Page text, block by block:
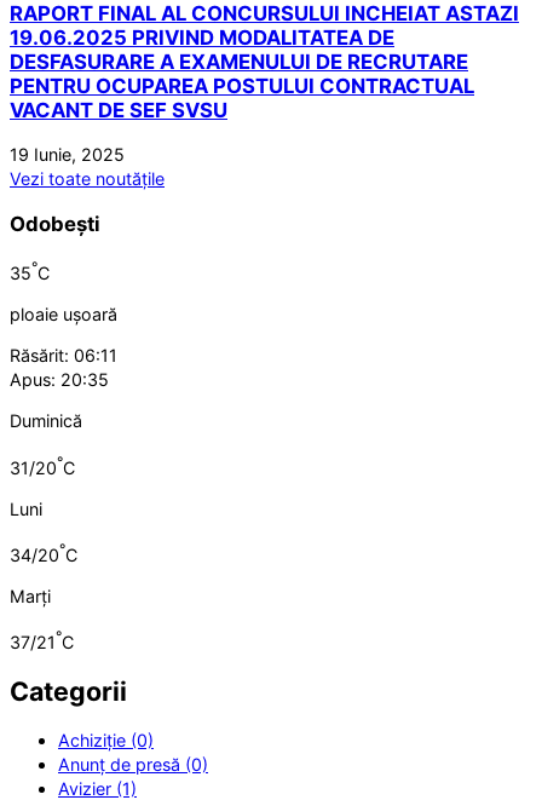
RAPORT FINAL AL CONCURSULUI INCHEIAT ASTAZI
19.06.2025 PRIVIND MODALITATEA DE
DESFASURARE A EXAMENULUI DE RECRUTARE
PENTRU OCUPAREA POSTULUI CONTRACTUAL
VACANT DE SEF SVSU
19 Iunie, 2025
Vezi toate noutățile
Odobești
35°C
ploaie ușoară
Răsărit: 06:11
Apus: 20:35
Duminică
31/20°C
Luni
34/20°C
Marți
37/21°C
Categorii
Achiziție (0)
Anunț de presă (0)
Avizier (1)